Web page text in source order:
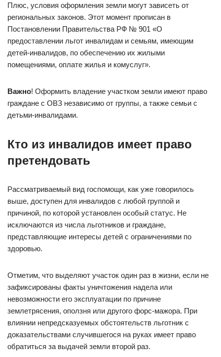
Плюс, условия оформления земли могут зависеть от
региональных законов. Этот момент прописан в
Постановлении Правительства РФ № 901 «О
предоставлении льгот инвалидам и семьям, имеющим
детей-инвалидов, по обеспечению их жилыми
помещениями, оплате жилья и комуслуг».
Важно! Оформить владение участком земли имеют право
граждане с ОВЗ независимо от группы, а также семьи с
детьми-инвалидами.
Кто из инвалидов имеет право
претендовать
Рассматриваемый вид госпомощи, как уже говорилось
выше, доступен для инвалидов с любой группой и
причиной, по которой установлен особый статус. Не
исключаются из числа льготников и граждане,
представляющие интересы детей с ограничениями по
здоровью.
Отметим, что выделяют участок один раз в жизни, если не
зафиксированы факты уничтожения надела или
невозможности его эксплуатации по причине
землетрясения, оползня или другого форс-мажора. При
влиянии непредсказуемых обстоятельств льготник с
доказательствами случившегося на руках имеет право
обратиться за выдачей земли второй раз.